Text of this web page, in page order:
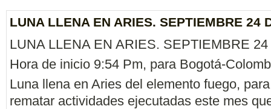
LUNA LLENA EN ARIES. SEPTIEMBRE 24
LUNA LLENA EN ARIES. SEPTIEMBRE
Hora de inicio 9:54 Pm, para Bogotá-
Luna llena en Aries del elemento fuego,
rematar actividades ejecutadas este mes